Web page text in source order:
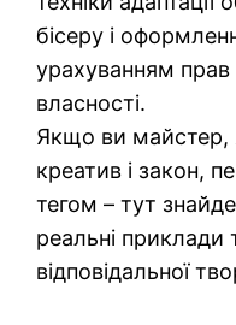
бісеру і
урахуванням прав
власності.
Якщо ви майстер,
креатив і закон,
тегом – тут
реальні приклади
відповідальної